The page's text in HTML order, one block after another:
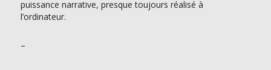
puissance narrative, presque toujours réalisé à
l’ordinateur.
–